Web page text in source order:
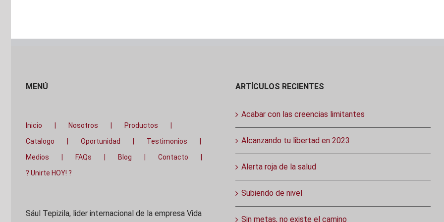
MENÚ
Inicio Nosotros
Productos
Catalogo
Oportunidad
Testimonios
Medios
FAQs Blog
Contacto
? Unirte HOY! ?
Sául Tepizila, lider internacional de la empresa Vida
ARTÍCULOS RECIENTES
Acabar con las creencias limitantes
Alcanzando tu libertad en 2023
Alerta roja de la salud
Subiendo de nivel
Sin metas, no existe el camino